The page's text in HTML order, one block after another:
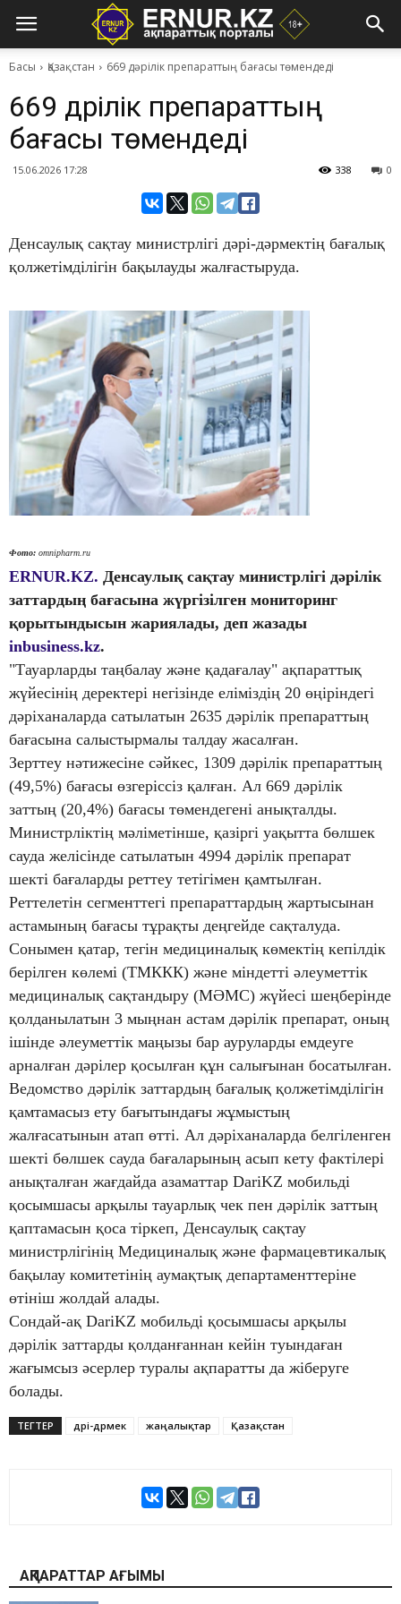
Басы Қазақстан 669 дәрілік препараттың бағасы төмендеді
669 дәрілік препараттың
бағасы төмендеді
15.06.2026 17:28 0
338
Денсаулық сақтау министрлігі дәрі-дәрмектің бағалық
қолжетімділігін бақылауды жалғастыруда.
Фото: omnipharm.ru
ERNUR.KZ. Денсаулық сақтау министрлігі дәрілік
заттардың бағасына жүргізілген мониторинг
қорытындысын жариялады, деп жазады
inbusiness.kz.
"Тауарларды таңбалау және қадағалау" ақпараттық
жүйесінің деректері негізінде еліміздің 20 өңіріндегі
дәріханаларда сатылатын 2635 дәрілік препараттың
бағасына салыстырмалы талдау жасалған.
Зерттеу нәтижесіне сәйкес, 1309 дәрілік препараттың
(49,5%) бағасы өзгеріссіз қалған. Ал 669 дәрілік
заттың (20,4%) бағасы төмендегені анықталды.
Министрліктің мәліметінше, қазіргі уақытта бөлшек
сауда желісінде сатылатын 4994 дәрілік препарат
шекті бағаларды реттеу тетігімен қамтылған.
Реттелетін сегменттегі препараттардың жартысынан
астамының бағасы тұрақты деңгейде сақталуда.
Сонымен қатар, тегін медициналық көмектің кепілдік
берілген көлемі (ТМККК) және міндетті әлеуметтік
медициналық сақтандыру (МӘМС) жүйесі шеңберінде
қолданылатын 3 мыңнан астам дәрілік препарат, оның
ішінде әлеуметтік маңызы бар ауруларды емдеуге
арналған дәрілер қосылған құн салығынан босатылған.
Ведомство дәрілік заттардың бағалық қолжетімділігін
қамтамасыз ету бағытындағы жұмыстың
жалғасатынын атап өтті. Ал дәріханаларда белгіленген
шекті бөлшек сауда бағаларының асып кету фактілері
анықталған жағдайда азаматтар DariKZ мобильді
қосымшасы арқылы тауарлық чек пен дәрілік заттың
қаптамасын қоса тіркеп, Денсаулық сақтау
министрлігінің Медициналық және фармацевтикалық
бақылау комитетінің аумақтық департаменттеріне
өтініш жолдай алады.
Сондай-ақ DariKZ мобильді қосымшасы арқылы
дәрілік заттарды қолданғаннан кейін туындаған
жағымсыз әсерлер туралы ақпаратты да жіберуге
болады.
ТЕГТЕР дәрі-дәрмек жаңалықтар Қазақстан
АҚПАРАТТАР АҒЫМЫ